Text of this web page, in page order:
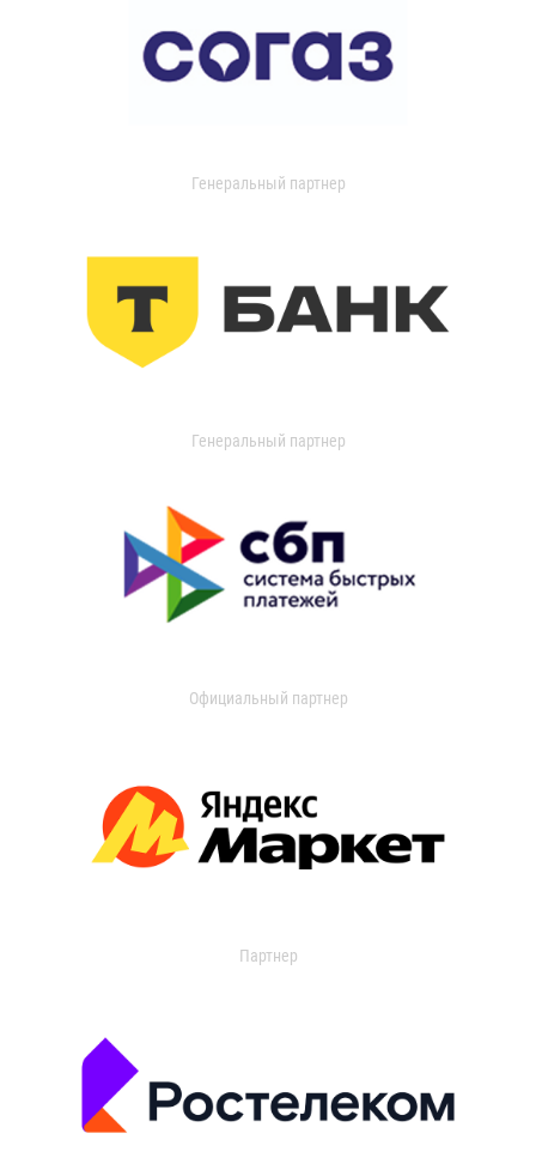
Генеральный партнер
Генеральный партнер
Официальный партнер
Партнер